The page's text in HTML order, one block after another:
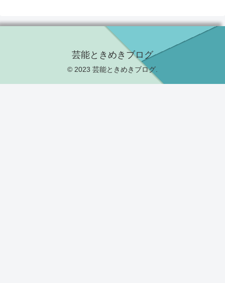
芸能ときめきブログ
© 2023 芸能ときめきブログ.